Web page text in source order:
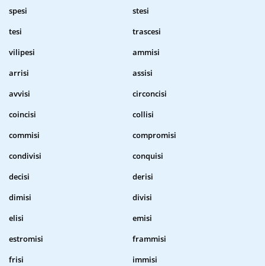
spesi
stesi
tesi
trascesi
vilipesi
ammisi
arrisi
assisi
avvisi
circoncisi
coincisi
collisi
commisi
compromisi
condivisi
conquisi
decisi
derisi
dimisi
divisi
elisi
emisi
estromisi
frammisi
frisi
immisi